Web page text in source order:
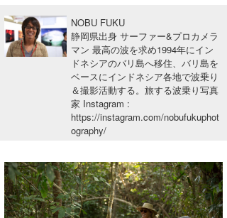
波情報･概況
WAVE HUNTER波予想ツール
サーフィンエリアガイド
今月のプレゼント
NOBU FUKU
静岡県出身 サーファー&プロカメラ
マン 最高の波を求め1994年にイン
ドネシアのバリ島へ移住、バリ島を
ベースにインドネシア各地で波乗り
＆撮影活動する。旅する波乗り写真
家 Instagram :
https://instagram.com/nobufukuphot
ography/
アート＆エンタメ
ショップ情報
湘南
千葉北
お知らせ
その他